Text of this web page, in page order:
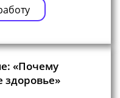
«Почему
здоровье»